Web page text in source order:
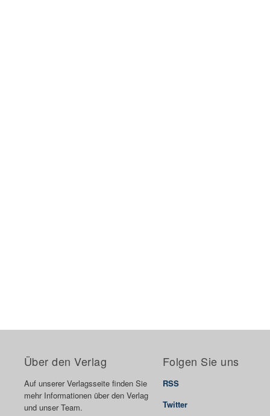
Über den Verlag
Auf unserer Verlagsseite finden Sie
mehr Informationen über den Verlag
und unser Team.
Folgen Sie uns
RSS
Twitter